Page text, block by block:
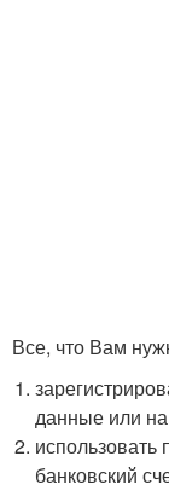
Все, что Вам
данные или
банковский